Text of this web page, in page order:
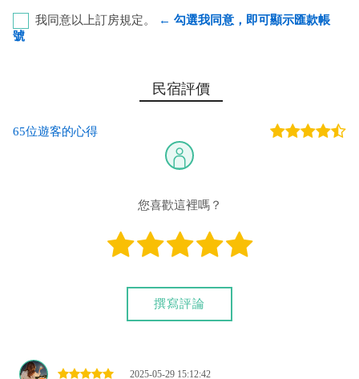
我同意以上訂房規定。
← 勾選我同意，即可顯示匯款帳
號
玉山銀行-高雄分行 代號：808 帳號：0082-940-007956
戶名：百藝企業行 丁文賢
您也可以利用這幾個常用的網路ATM匯款： [ 郵局ATM ]、 [彰銀
民宿評價
65位遊客的心得
您喜歡這裡嗎？
撰寫評論
2025-05-29 15:12:42